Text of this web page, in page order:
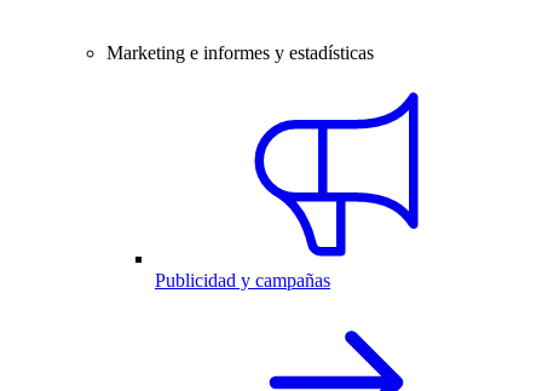
Marketing e informes y estadísticas
Publicidad y campañas